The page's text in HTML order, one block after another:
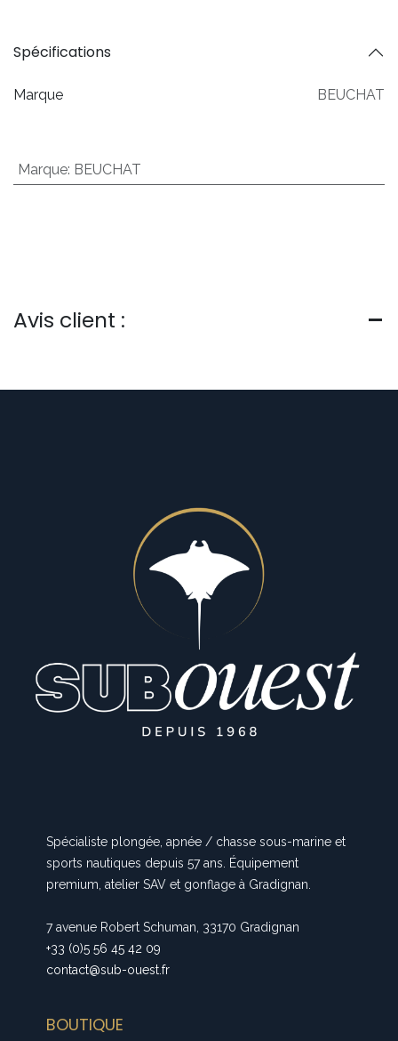
Spécifications
Marque BEUCHAT
Marque: BEUCHAT
Avis client :
Spécialiste plongée, apnée / chasse sous-marine et
sports nautiques depuis 57 ans. Équipement
premium, atelier SAV et gonflage à Gradignan.
7 avenue Robert Schuman, 33170 Gradignan
+33 (0)5 56 45 42 09
contact@sub-ouest.fr
BOUTIQUE